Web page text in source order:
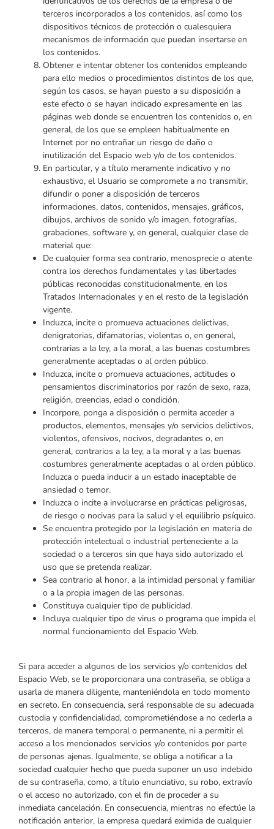
terceros incorporados a los contenidos, así como los
dispositivos técnicos de protección o cualesquiera
mecanismos de información que puedan insertarse en
los contenidos.
Obtener e intentar obtener los contenidos empleando
para ello medios o procedimientos distintos de los que,
según los casos, se hayan puesto a su disposición a
este efecto o se hayan indicado expresamente en las
páginas web donde se encuentren los contenidos o, en
general, de los que se empleen habitualmente en
Internet por no entrañar un riesgo de daño o
inutilización del Espacio web y/o de los contenidos.
En particular, y a título meramente indicativo y no
exhaustivo, el Usuario se compromete a no transmitir,
difundir o poner a disposición de terceros
informaciones, datos, contenidos, mensajes, gráficos,
dibujos, archivos de sonido y/o imagen, fotografías,
grabaciones, software y, en general, cualquier clase de
material que:
De cualquier forma sea contrario, menosprecie o atente
contra los derechos fundamentales y las libertades
públicas reconocidas constitucionalmente, en los
Tratados Internacionales y en el resto de la legislación
vigente.
Induzca, incite o promueva actuaciones delictivas,
denigratorias, difamatorias, violentas o, en general,
contrarias a la ley, a la moral, a las buenas costumbres
generalmente aceptadas o al orden público.
Induzca, incite o promueva actuaciones, actitudes o
pensamientos discriminatorios por razón de sexo, raza,
religión, creencias, edad o condición.
Incorpore, ponga a disposición o permita acceder a
productos, elementos, mensajes y/o servicios delictivos,
violentos, ofensivos, nocivos, degradantes o, en
general, contrarios a la ley, a la moral y a las buenas
costumbres generalmente aceptadas o al orden público.
Induzca o pueda inducir a un estado inaceptable de
ansiedad o temor.
Induzca o incite a involucrarse en prácticas peligrosas,
de riesgo o nocivas para la salud y el equilibrio psíquico.
Se encuentra protegido por la legislación en materia de
protección intelectual o industrial perteneciente a la
sociedad o a terceros sin que haya sido autorizado el
uso que se pretenda realizar.
Sea contrario al honor, a la intimidad personal y familiar
o a la propia imagen de las personas.
Constituya cualquier tipo de publicidad.
Incluya cualquier tipo de virus o programa que impida el
normal funcionamiento del Espacio Web.
Si para acceder a algunos de los servicios y/o contenidos del
Espacio Web, se le proporcionara una contraseña, se obliga a
usarla de manera diligente, manteniéndola en todo momento
en secreto. En consecuencia, será responsable de su adecuada
custodia y confidencialidad, comprometiéndose a no cederla a
terceros, de manera temporal o permanente, ni a permitir el
acceso a los mencionados servicios y/o contenidos por parte
de personas ajenas. Igualmente, se obliga a notificar a la
sociedad cualquier hecho que pueda suponer un uso indebido
de su contraseña, como, a título enunciativo, su robo, extravío
o el acceso no autorizado, con el fin de proceder a su
inmediata cancelación. En consecuencia, mientras no efectúe la
notificación anterior, la empresa quedará eximida de cualquier